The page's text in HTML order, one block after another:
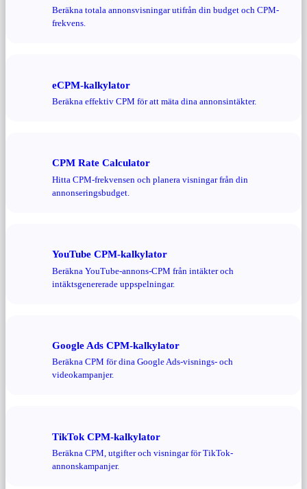
Beräkna totala annonsvisningar utifrån din budget och CPM-
frekvens.
eCPM-kalkylator
Beräkna effektiv CPM för att mäta dina annonsintäkter.
CPM Rate Calculator
Hitta CPM-frekvensen och planera visningar från din
annonseringsbudget.
YouTube CPM-kalkylator
Beräkna YouTube-annons-CPM från intäkter och
intäktsgenererade uppspelningar.
Google Ads CPM-kalkylator
Beräkna CPM för dina Google Ads-visnings- och
videokampanjer.
TikTok CPM-kalkylator
Beräkna CPM, utgifter och visningar för TikTok-
annonskampanjer.